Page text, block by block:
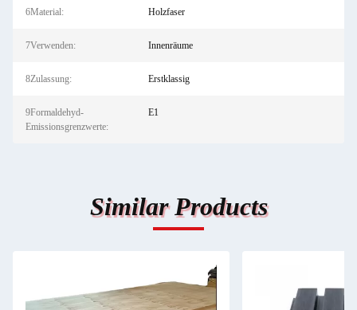
6Material: Holzfaser
7Verwenden: Innenräume
8Zulassung: Erstklassig
9Formaldehyd-
Emissionsgrenzwerte:
E1
Similar Products